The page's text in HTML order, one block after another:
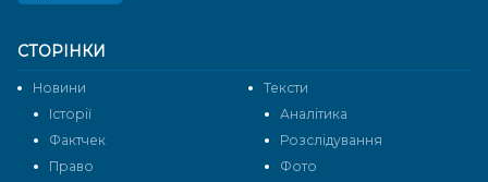
СТОРІНКИ
Новини
Тексти
Історії
Аналітика
Фактчек
Розслідування
Право
Фото